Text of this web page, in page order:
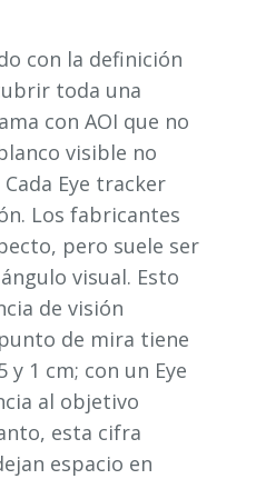
con la definición
toda una
con AOI que no
visible no
Eye tracker
Los fabricantes
pero suele ser
visual. Esto
de visión
de mira tiene
1 cm; con un Eye
al objetivo
esta cifra
espacio en